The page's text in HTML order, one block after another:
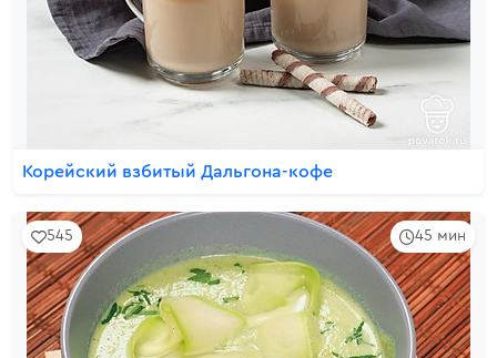
Корейский взбитый Дальгона-кофе
45 мин
545